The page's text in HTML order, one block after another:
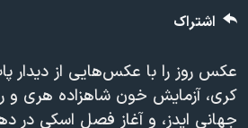
جهش
جستجو
ورزشی
ویژه برنامه‌ها
ویدیوها
جام جهانی ۲۰۲۶
۲۵۰سالگی آمریکا
بایگانی برنامه‌های تلویزیونی
فرکانس‌های صدای آمریکا
یادگیری زبان انگلیسی
عکس روز را با عکس‌هایی‌ از دیدار
کری، آزمایش خون شاهزاده هری و
جهانی‌ ایدز، و آغاز فصل اسکی در
اشتراک